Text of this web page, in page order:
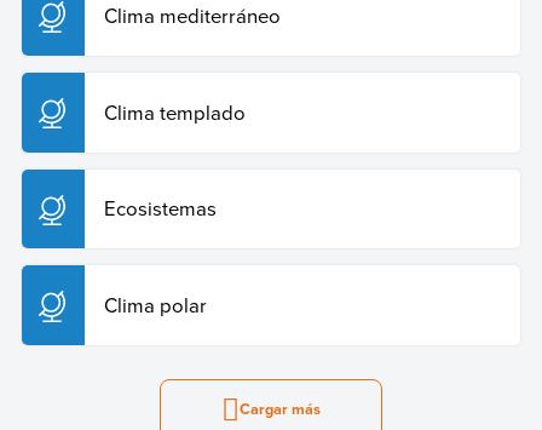
Clima mediterráneo
Clima templado
Ecosistemas
Clima polar
Cargar más